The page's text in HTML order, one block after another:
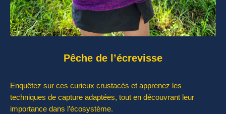
Pêche de l’écrevisse
Enquêtez sur ces curieux crustacés et apprenez les
techniques de capture adaptées, tout en découvrant leur
importance dans l’écosystème.